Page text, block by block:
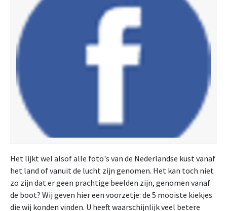
Het lijkt wel alsof alle foto's van de Nederlandse kust vanaf
het land of vanuit de lucht zijn genomen. Het kan toch niet
zo zijn dat er geen prachtige beelden zijn, genomen vanaf
de boot? Wij geven hier een voorzetje: de 5 mooiste kiekjes
die wij konden vinden. U heeft waarschijnlijk veel betere